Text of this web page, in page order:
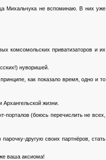
Михальчука не вспоминаю. В них уже
комсомольских приватизаторов и их
нуворишей.
как показало время, одно и то
жизни.
порталов (боюсь перечислить не всех,
другую своих партнёров, стать
ваша аксиома!